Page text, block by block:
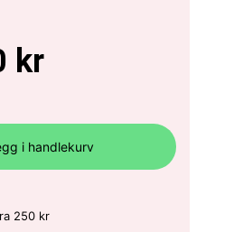
kr
i handlekurv
250 kr